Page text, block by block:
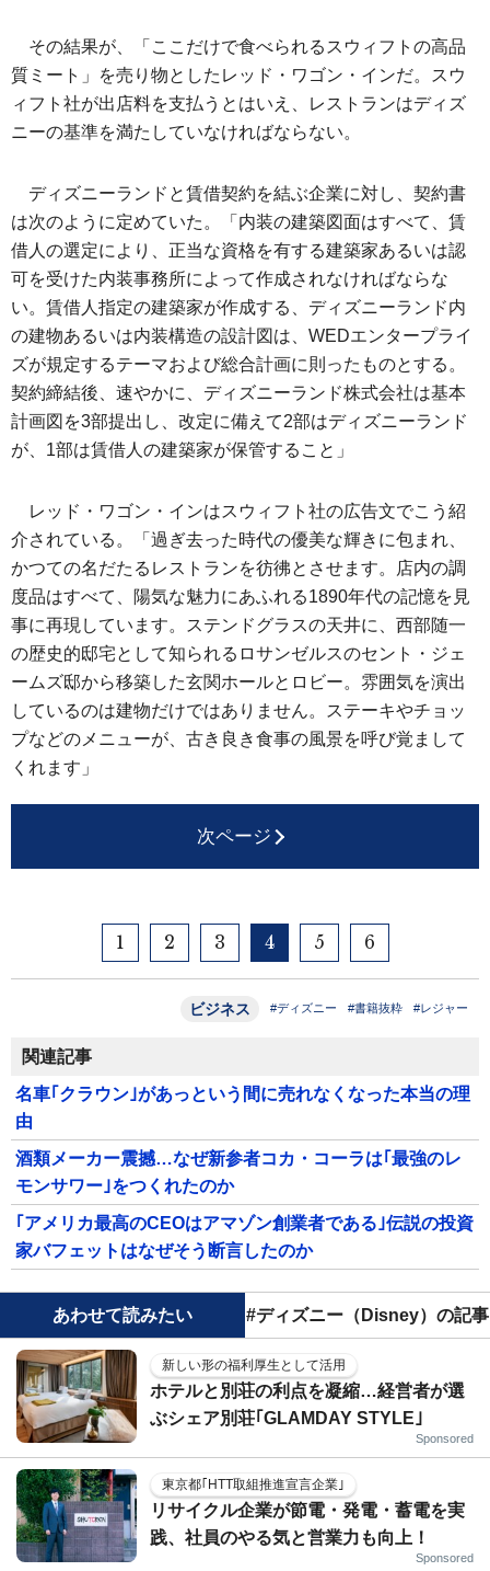
その結果が、「ここだけで食べられるスウィフトの高品
質ミート」を売り物としたレッド・ワゴン・インだ。スウ
ィフト社が出店料を支払うとはいえ、レストランはディズ
ニーの基準を満たしていなければならない。
ディズニーランドと賃借契約を結ぶ企業に対し、契約書
は次のように定めていた。「内装の建築図面はすべて、賃
借人の選定により、正当な資格を有する建築家あるいは認
可を受けた内装事務所によって作成されなければならな
い。賃借人指定の建築家が作成する、ディズニーランド内
の建物あるいは内装構造の設計図は、WEDエンタープライ
ズが規定するテーマおよび総合計画に則ったものとする。
契約締結後、速やかに、ディズニーランド株式会社は基本
計画図を3部提出し、改定に備えて2部はディズニーランド
が、1部は賃借人の建築家が保管すること」
レッド・ワゴン・インはスウィフト社の広告文でこう紹
介されている。「過ぎ去った時代の優美な輝きに包まれ、
かつての名だたるレストランを彷彿とさせます。店内の調
度品はすべて、陽気な魅力にあふれる1890年代の記憶を見
事に再現しています。ステンドグラスの天井に、西部随一
の歴史的邸宅として知られるロサンゼルスのセント・ジェ
ームズ邸から移築した玄関ホールとロビー。雰囲気を演出
しているのは建物だけではありません。ステーキやチョッ
プなどのメニューが、古き良き食事の風景を呼び覚まして
くれます」
次ページ
1 2 3 4 5 6
ビジネス #ディズニー #書籍抜粋 #レジャー
関連記事
名車｢クラウン｣があっという間に売れなくなった本当の理
由
酒類メーカー震撼…なぜ新参者コカ・コーラは｢最強のレ
モンサワー｣をつくれたのか
｢アメリカ最高のCEOはアマゾン創業者である｣伝説の投資
家バフェットはなぜそう断言したのか
あわせて読みたい #ディズニー（Disney）の記事
新しい形の福利厚生として活用
ホテルと別荘の利点を凝縮…経営者が選
ぶシェア別荘｢GLAMDAY STYLE｣
Sponsored
東京都｢HTT取組推進宣言企業｣
リサイクル企業が節電・発電・蓄電を実
践、社員のやる気と営業力も向上！
Sponsored